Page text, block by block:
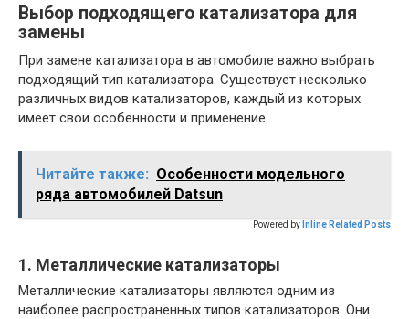
Выбор подходящего катализатора для
замены
При замене катализатора в автомобиле важно выбрать
подходящий тип катализатора. Существует несколько
различных видов катализаторов, каждый из которых
имеет свои особенности и применение.
Читайте также: Особенности модельного
ряда автомобилей Datsun
Powered by Inline Related Posts
1. Металлические катализаторы
Металлические катализаторы являются одним из
наиболее распространенных типов катализаторов. Они